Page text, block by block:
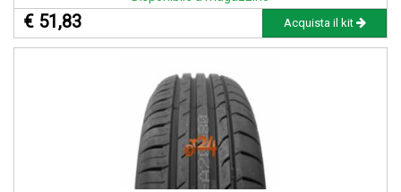
€ 51,83 Acquista il kit